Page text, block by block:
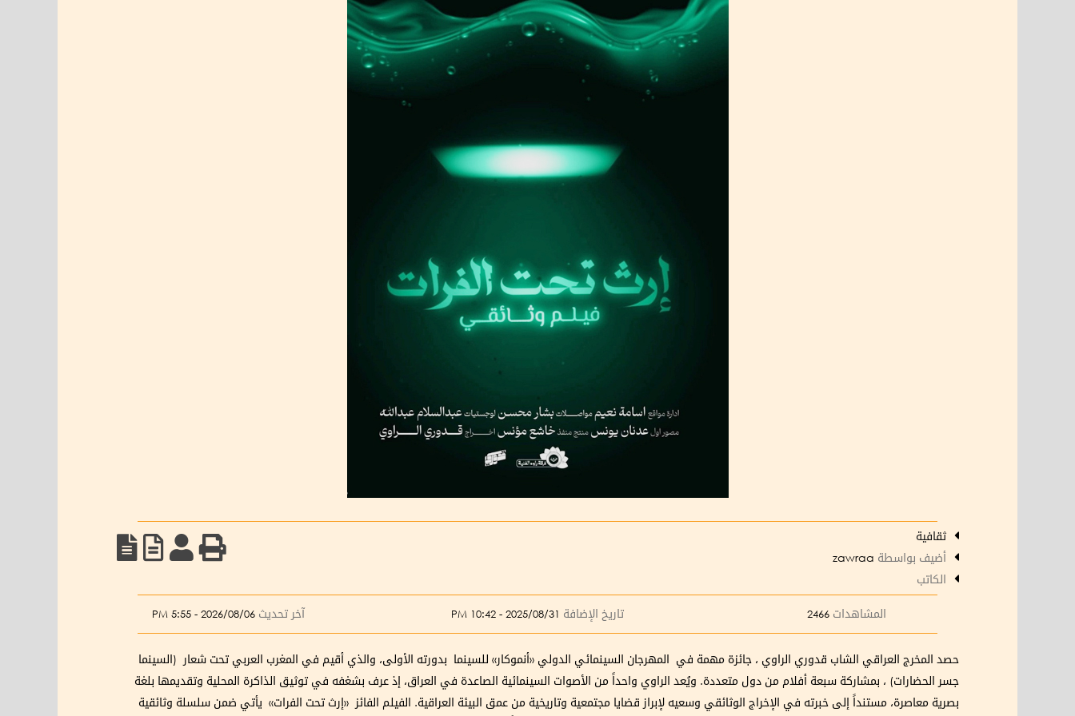
ثقافية
أضيف بواسطة
الكاتب
المشاهدات 2466 تاريخ الإضافة 2025/08/31 - 10:42 PM آخر تحديث 2026/08/06 - 5:55 PM
حصد المخرج العراقي الشاب قدوري الراوي ، جائزة مهمة في المهرجان السينمائي الدولي «أنموكار» للسينما بدورته الأولى، والذي أقيم في المغرب العربي تحت شعار (السينما
جسر الحضارات) ، بمشاركة سبعة أفلام من دول متعددة. ويُعد الراوي واحداً من الأصوات السينمائية الصاعدة في العراق، إذ عرف بشغفه في توثيق الذاكرة المحلية وتقديمها بلغة
بصرية معاصرة، مستنداً إلى خبرته في الإخراج الوثائقي وسعيه لإبراز قضايا مجتمعية وتاريخية من عمق البيئة العراقية. الفيلم الفائز «إرث تحت الفرات» يأتي ضمن سلسلة وثائقية